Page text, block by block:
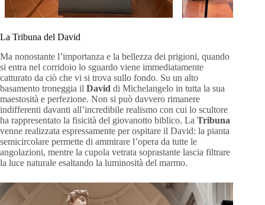
La Tribuna del David
Ma nonostante l’importanza e la bellezza dei prigioni, quando
si entra nel corridoio lo sguardo viene immediatamente
catturato da ciò che vi si trova sullo fondo. Su un alto
basamento troneggia il David di Michelangelo in tutta la sua
maestosità e perfezione. Non si può davvero rimanere
indifferenti davanti all’incredibile realismo con cui lo scultore
ha rappresentato la fisicità del giovanotto biblico. La Tribuna
venne realizzata espressamente per ospitare il David: la pianta
semicircolare permette di ammirare l’opera da tutte le
angolazioni, mentre la cupola vetrata soprastante lascia filtrare
la luce naturale esaltando la luminosità del marmo.